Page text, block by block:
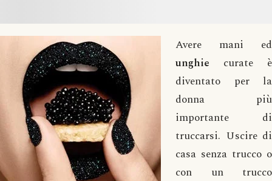
Avere mani ed
unghie curate è
diventato per la
donna più
importante di
truccarsi. Uscire di
casa senza trucco o
con un trucco